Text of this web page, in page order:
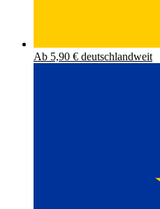
Ab 5,90 € deutschlandweit